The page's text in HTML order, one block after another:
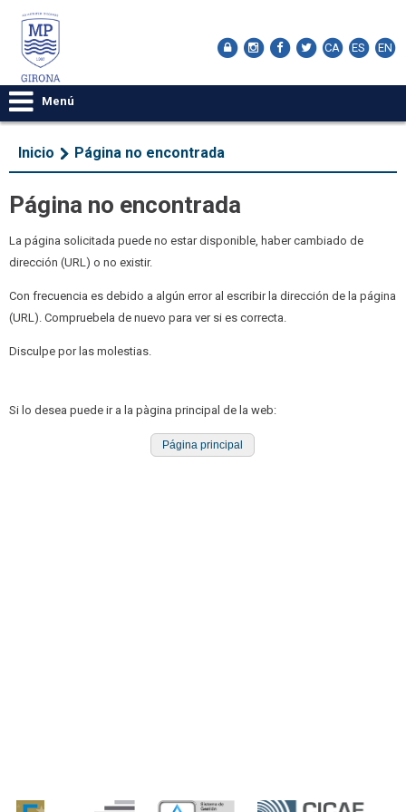
CA ES EN
Menú
Inicio Página no encontrada
Página no encontrada
La página solicitada puede no estar disponible, haber cambiado de
dirección (URL) o no existir.
Con frecuencia es debido a algún error al escribir la dirección de la página
(URL). Compruebela de nuevo para ver si es correcta.
Disculpe por las molestias.
Si lo desea puede ir a la pàgina principal de la web:
Página principal